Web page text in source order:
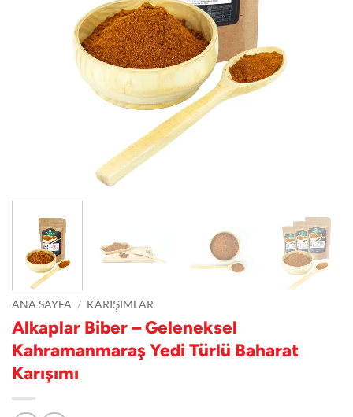
ANA SAYFA / KARIŞIMLAR
Alkaplar Biber – Geleneksel
Kahramanmaraş Yedi Türlü Baharat
Karışımı